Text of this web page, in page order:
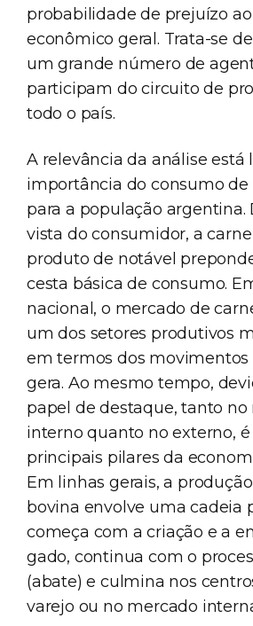
probabilidade de prejuízo
econômico geral. Trata-se
um grande número de
participam do circuito de
todo o país.
A relevância da análise está
importância do consumo de
para a população argentina.
vista do consumidor, a
produto de notável
cesta básica de consumo.
nacional, o mercado de
um dos setores produtivos
em termos dos
gera. Ao mesmo tempo,
papel de destaque, tanto no
interno quanto no externo,
principais pilares da
Em linhas gerais, a
bovina envolve uma cadeia
começa com a criação e a
gado, continua com o
(abate) e culmina nos
varejo ou no mercado